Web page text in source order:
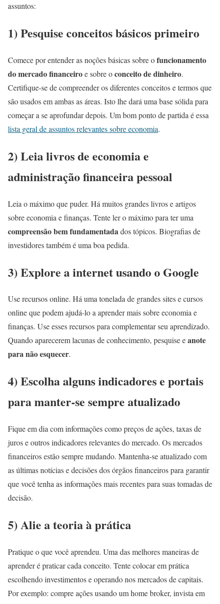
assuntos:
1) Pesquise conceitos básicos primeiro
Comece por entender as noções básicas sobre ofuncionamento
do mercado financeiroe sobre oconceito de dinheiro.
Certifique-se de compreender os diferentes conceitos e termos que
são usados em ambas as áreas. Isto lhe dará uma base sólida para
começar a se aprofundar depois. Um bom ponto de partida é essa
lista geral de assuntos relevantes sobre economia.
2) Leia livros de economia e
administração financeira pessoal
Leia o máximo que puder. Há muitos grandes livros e artigos
sobre economia e finanças. Tente ler o máximo para ter uma
compreensão bem fundamentadados tópicos. Biografias de
investidores também é uma boa pedida.
3) Explore a internet usando o Google
Use recursos online. Há uma tonelada de grandes sites e cursos
online que podem ajudá-lo a aprender mais sobre economia e
finanças. Use esses recursos para complementar seu aprendizado.
Quando aparecerem lacunas de conhecimento, pesquise eanote
para não esquecer.
4) Escolha alguns indicadores e portais
para manter-se sempre atualizado
Fique em dia com informações como preços de ações, taxas de
juros e outros indicadores relevantes do mercado. Os mercados
financeiros estão sempre mudando. Mantenha-se atualizado com
as últimas notícias e decisões dos órgãos financeiros para garantir
que você tenha as informações mais recentes para suas tomadas de
decisão.
5) Alie a teoria à prática
Pratique o que você aprendeu. Uma das melhores maneiras de
aprender é praticar cada conceito. Tente colocar em prática
escolhendo investimentos e operando nos mercados de capitais.
Por exemplo: compre ações usando um home broker, invista em